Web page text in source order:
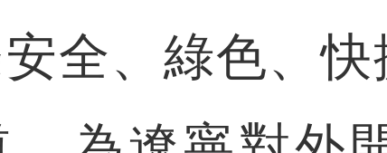
全、綠色、